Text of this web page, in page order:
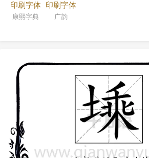
印刷字体
康熙字典
印刷字体
广韵